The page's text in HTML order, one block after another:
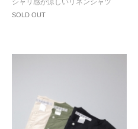
SOLD OUT
シャリ感が涼しいリネンシャツ